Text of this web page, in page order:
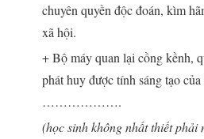
chuyên quyền độc đoán, kìm
xã hội.
+ Bộ máy quan lại cồng kềnh,
phát huy được tính sáng tạo
……………….
(học sinh không nhất thiết phải